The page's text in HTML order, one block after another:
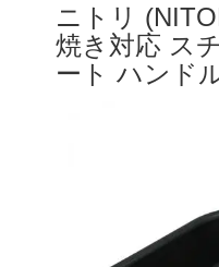
ニトリ
焼き対応 ス
ート ハンド